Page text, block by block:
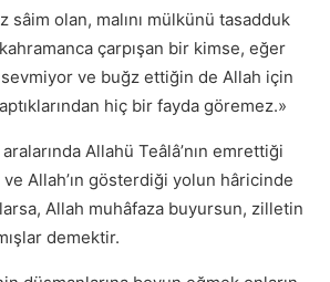
sâim olan, malını mülkünü tasadduk
çarpışan bir kimse, eğer
ve buğz ettiğin de Allah için
hiç bir fayda göremez.»
Allahü Teâlâ’nın emrettiği
Allah’ın gösterdiği yolun hâricinde
Allah muhâfaza buyursun, zilletin
demektir.